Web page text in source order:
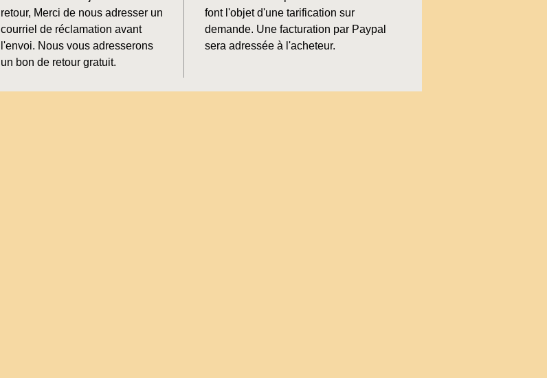
retour, Merci de nous adresser un
courriel de réclamation avant
l'envoi. Nous vous adresserons
un bon de retour gratuit.
font l'objet d'une tarification sur
demande. Une facturation par Paypal
sera adressée à l'acheteur.